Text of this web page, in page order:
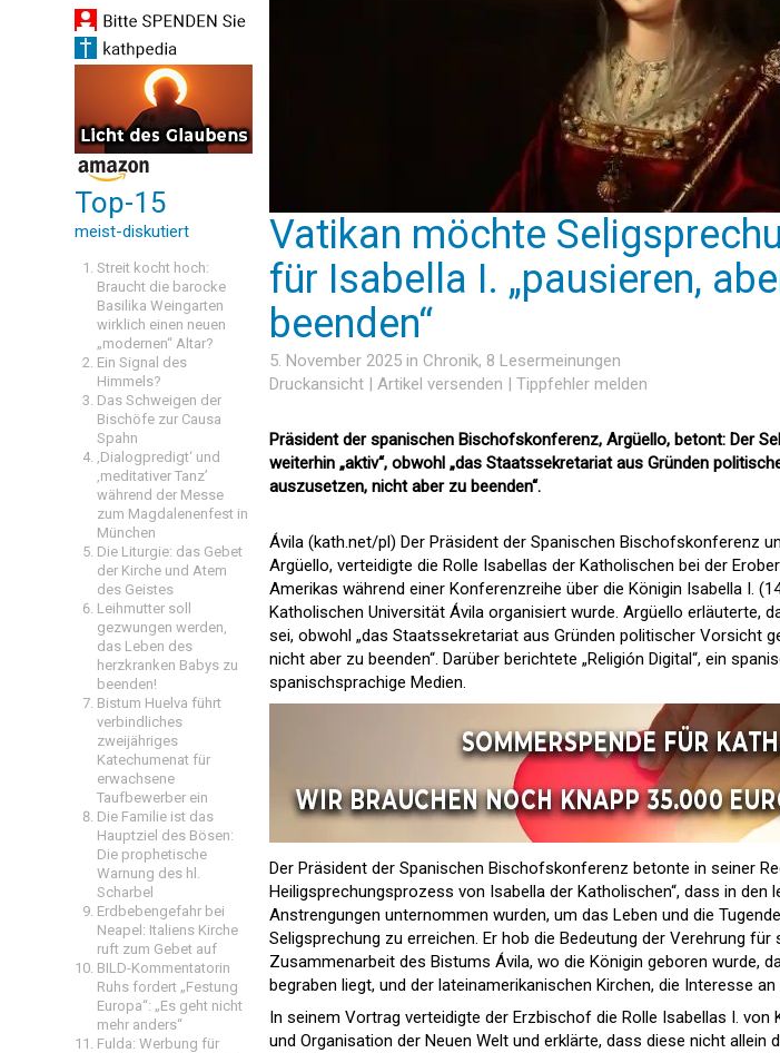
Top-15
meist-diskutiert
Streit kocht hoch:
Braucht die barocke
Basilika Weingarten
wirklich einen neuen
„modernen“ Altar?
Ein Signal des
Himmels?
Das Schweigen der
Bischöfe zur Causa
Spahn
‚Dialogpredigt‘ und
‚meditativer Tanz’
während der Messe
zum Magdalenenfest in
München
Die Liturgie: das Gebet
der Kirche und Atem
des Geistes
Leihmutter soll
gezwungen werden,
das Leben des
herzkranken Babys zu
beenden!
Bistum Huelva führt
verbindliches
zweijähriges
Katechumenat für
erwachsene
Taufbewerber ein
Die Familie ist das
Hauptziel des Bösen:
Die prophetische
Warnung des hl.
Scharbel
Erdbebengefahr bei
Neapel: Italiens Kirche
ruft zum Gebet auf
BILD-Kommentatorin
Ruhs fordert „Festung
Europa“: „Es geht nicht
mehr anders“
Fulda: Werbung für
Vatikan möchte
für Isabella I. „pausieren,
beenden“
5. November 2025 in Chronik, 8 Lesermeinungen
Druckansicht | Artikel versenden | Tippfehler melden
Präsident der spanischen Bischofskonferenz, Argüello, betont: Der
weiterhin „aktiv“, obwohl „das Staatssekretariat aus Gründen
auszusetzen, nicht aber zu beenden“.
Ávila (kath.net/pl) Der Präsident der Spanischen Bischofskonferenz
Argüello, verteidigte die Rolle Isabellas der Katholischen bei der
Amerikas während einer Konferenzreihe über die Königin Isabella I.
Katholischen Universität Ávila organisiert wurde. Argüello erläuterte,
sei, obwohl „das Staatssekretariat aus Gründen politischer Vorsicht
nicht aber zu beenden“. Darüber berichtete „Religión Digital“, ein
spanischsprachige Medien.
Der Präsident der Spanischen Bischofskonferenz betonte in seiner
Heiligsprechungsprozess von Isabella der Katholischen“, dass in den
Anstrengungen unternommen wurden, um das Leben und die
Seligsprechung zu erreichen. Er hob die Bedeutung der Verehrung für
Zusammenarbeit des Bistums Ávila, wo die Königin geboren wurde,
begraben liegt, und der lateinamerikanischen Kirchen, die Interesse
In seinem Vortrag verteidigte der Erzbischof die Rolle Isabellas I. von
und Organisation der Neuen Welt und erklärte, dass diese nicht allein